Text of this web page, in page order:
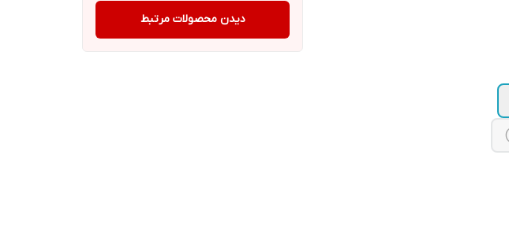
دیدن محصولات مرتبط